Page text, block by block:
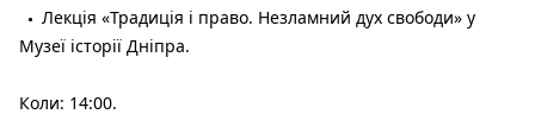
Лекція «Традиція і право. Незламний дух свободи» у
Музеї історії Дніпра.
Коли: 14:00.